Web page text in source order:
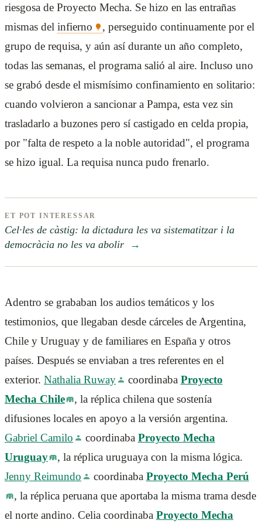
riesgosa de Proyecto Mecha. Se hizo en las entrañas
mismas del infierno
, perseguido continuamente por el
grupo de requisa, y aún así durante un año completo,
todas las semanas, el programa salió al aire. Incluso uno
se grabó desde el mismísimo confinamiento en solitario:
cuando volvieron a sancionar a Pampa, esta vez sin
trasladarlo a buzones pero sí castigado en celda propia,
por "falta de respeto a la noble autoridad", el programa
se hizo igual. La requisa nunca pudo frenarlo.
ET POT INTERESSAR
Cel·les de càstig: la dictadura les va sistematitzar i la
democràcia no les va abolir
→
Adentro se grababan los audios temáticos y los
testimonios, que llegaban desde cárceles de Argentina,
Chile y Uruguay y de familiares en España y otros
países. Después se enviaban a tres referentes en el
exterior. Nathalia Ruway coordinaba Proyecto
Mecha Chile
, la réplica chilena que sostenía
difusiones locales en apoyo a la versión argentina.
Gabriel Camilo
coordinaba Proyecto Mecha
Uruguay
, la réplica uruguaya con la misma lógica.
Jenny Reimundo
coordinaba Proyecto Mecha Perú
, la réplica peruana que aportaba la misma trama desde
el norte andino. Celia coordinaba Proyecto Mecha